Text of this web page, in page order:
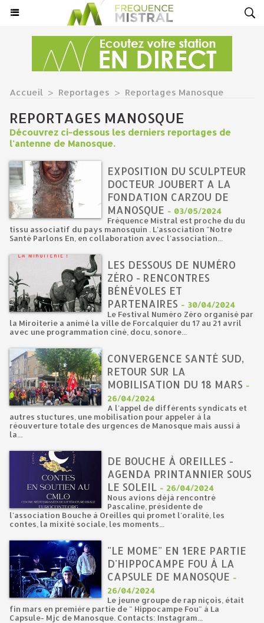
Accueil > Reportages > Reportages Manosque
REPORTAGES MANOSQUE
Découvrez ci-dessous les derniers reportages de
l'antenne de Manosque.
EXPOSITION DU SCULPTEUR
DOCTEUR JOUBERT A LA
FONDATION CARZOU DE
MANOSQUE - 03/05/2024
Fréquence Mistral est proche du du
tissu associatif du pays manosquin . L'association "Notre
Santé Parlons En, en collaboration avec l'association...
LES DESSOUS DE NUMÉRO
ZÉRO - RENCONTRES
BÉNÉVOLES ET
PARTENAIRES - 30/04/2024
Le Festival Numéro Zéro organisé par
la Miroiterie a animé la ville de Forcalquier du 17 au 21 avril
avec une programmation ciné, docu, sonore...
CONVERGENCE SANTÉ SUD,
RETOUR SUR LA
MOBILISATION DU 18 MARS -
26/04/2024
A l'appel de différents syndicats et
autres stuctures, une mobilisation pour appeler à la
réouverture totale des urgences de Manosque mais aussi à
la...
DE BOUCHE À OREILLES -
AGENDA PRINTANNIER SOUS
LE SOLEIL - 26/04/2024
Nous avions déjà rencontré
Pascaline, présidente de
l'association Bouche à Oreilles qui promet l'oralité, les
contes, la mixité sociale, les moments...
"LE MOME" EN 1ERE PARTIE
D'HIPPOCAMPE FOU À LA
CAPSULE DE MANOSQUE -
26/04/2024
Le jeune groupe de rap niçois, était
fin mars en première partie de " Hippocampe Fou" à La
Capsule- Mjc de Manosque. Contacts: Instagram...